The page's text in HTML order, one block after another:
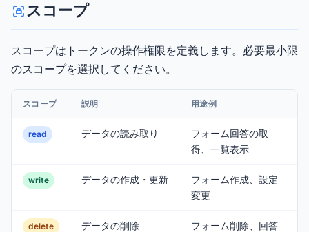
スコープ
スコープはトークンの操作権限を定義します。必要最小限
のスコープを選択してください。
スコープ 説明 用途例
read データの読み取り
フォーム回答の取
得、一覧表示
write データの作成・更新
フォーム作成、設定
変更
delete データの削除
フォーム削除、回答